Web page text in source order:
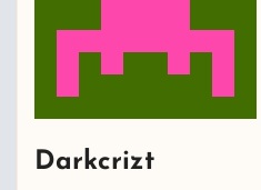
Darkcrizt